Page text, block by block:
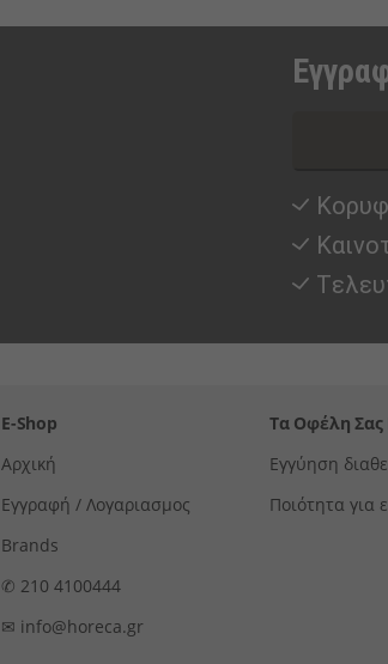
E-Shop
Αρχική
Εγγραφή / Λογαριασμος
Brands
✆ 210 4100444
✉ info@horeca.gr
Τα Οφέλη
Εγγύηση
Ποιότητα για